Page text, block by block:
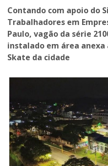
Contando com apoio do
Trabalhadores em
Paulo, vagão da série
instalado em área
Skate da cidade